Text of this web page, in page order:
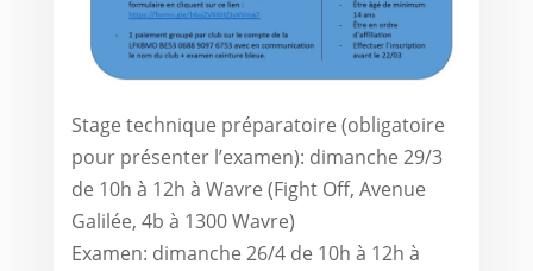
Stage technique préparatoire (obligatoire
pour présenter l’examen): dimanche 29/3
de 10h à 12h à Wavre (Fight Off, Avenue
Galilée, 4b à 1300 Wavre)
Examen: dimanche 26/4 de 10h à 12h à